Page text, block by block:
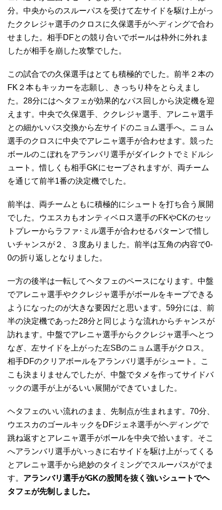
分。中央からのスルーパスを受けて左サイドを駆け上がっ
たククレジャ選手のクロスに久保選手がヘディングで合わ
せました。相手DFとの競り合いでボールは枠外に外れま
したが相手を崩した攻撃でした。
この試合での久保選手はとても積極的でした。前半２本の
FK２本もキッカーを志願し、きっちり枠をとらえまし
た。28分にはヘタフェが効果的なパス回しから決定機を迎
えます。中央で久保選手、ククレジャ選手、アレニャ選手
との細かいパス交換から左サイドのニョム選手へ。ニョム
選手のクロスに中央でアレニャ選手が合わせます。競った
ボールのこぼれをアランバリ選手がダイレクトでミドルシ
ュート。惜しくも相手GKにセーブされますが、両チーム
を通じて前半1番の決定機でした。
前半は、両チームともに積極的にシュートを打ち合う展開
でした。ウエスカもオンティベロス選手のFKやCKのセッ
トプレーからラファ･ミル選手が合わせるパターンで惜し
いチャンスが２、３度ありました。前半は互角の内容で0-
0の折り返しとなりました。
一方の後半は一転してヘタフェのペースになります。中盤
でアレニャ選手やククレジャ選手がボールをキープできる
ようになったのが大きな要因だと思います。59分には、前
半の決定機であった28分と同じような流れからチャンスが
訪れます。中盤でアレニャ選手からククレジャ選手へとつ
なぎ、左サイドを上がった左SBのニョム選手がクロス。
相手DFのクリアボールをアランバリ選手がシュート。こ
こも決まりませんでしたが、中盤でタメを作ってサイドバ
ックの選手が上がるいい展開ができていました。
ヘタフェのいい流れのまま、先制点が生まれます。70分、
ウエスカのゴールキックをDFジェネ選手がヘディングで
跳ね返すとアレニャ選手がボールを中央で拾います。そこ
へアランバリ選手がいっきに右サイドを駆け上がってくる
とアレニャ選手から絶妙のタイミングでスルーパスがでま
す。 アランバリ選手がGKの股間を抜く強いシュートでヘ
タフェが先制しました。